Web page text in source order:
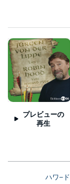
プレビューの
再生
ハワ−